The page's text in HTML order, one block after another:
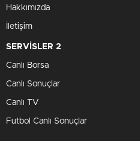
Hakkımızda
İletişim
SERVİSLER 2
Canlı Borsa
Canlı Sonuçlar
Canlı TV
Futbol Canlı Sonuçlar